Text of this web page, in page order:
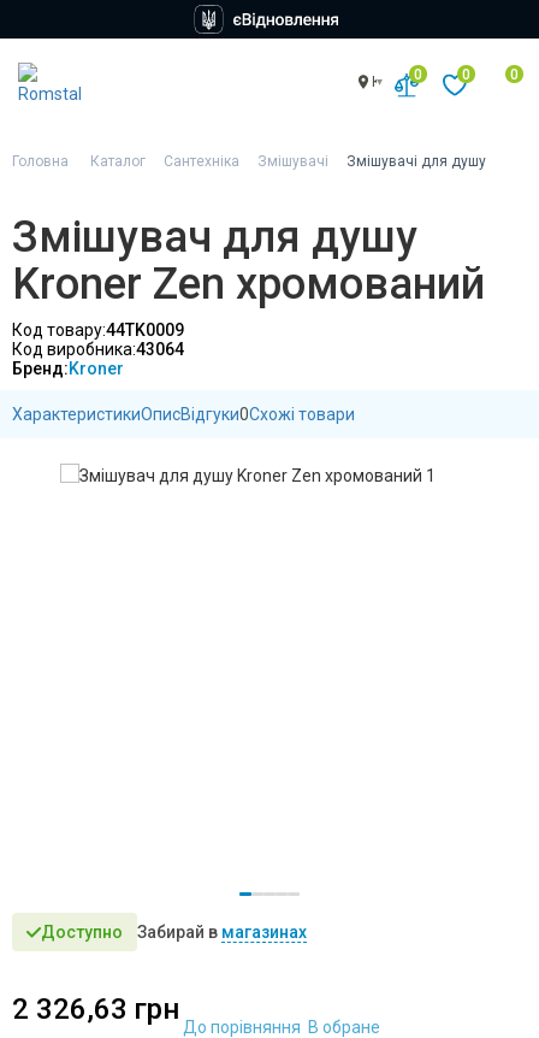
Київ 0 0 0
Головна Каталог Сантехніка Змішувачі Змішувачі для душу
Змішувач для душу
Kroner Zen хромований
Код товару:44TK0009
Код виробника:43064
Бренд:Kroner
ХарактеристикиОписВідгуки0Схожі товари
Доступно Забирай в магазинах
шт
2 326,63 грн
До порівняння В обране